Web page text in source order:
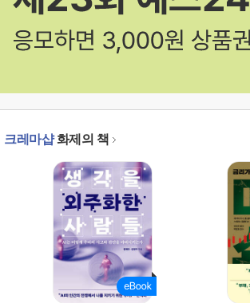
크레마샵화제의 책